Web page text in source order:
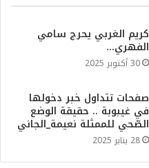
كريم الغربي يحرج سامي
الفهري…
30 أكتوبر 2025
صفحات تتداول خبر دخولها
في غيبوبة .. حقيقة الوضع
الصّحي للممثلة نعيمة_الجاني
28 يناير 2025